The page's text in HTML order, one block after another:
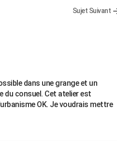
Sujet Suivant
dans une grange et un
du consuel. Cet atelier est
OK. Je voudrais mettre